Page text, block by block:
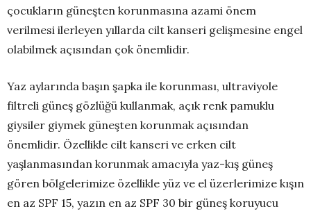
çocukların güneşten korunmasına azami önem
verilmesi ilerleyen yıllarda cilt kanseri gelişmesine engel
olabilmek açısından çok önemlidir.
Yaz aylarında başın şapka ile korunması, ultraviyole
filtreli güneş gözlüğü kullanmak, açık renk pamuklu
giysiler giymek güneşten korunmak açısından
önemlidir. Özellikle cilt kanseri ve erken cilt
yaşlanmasından korunmak amacıyla yaz-kış güneş
gören bölgelerimize özellikle yüz ve el üzerlerimize kışın
en az SPF 15, yazın en az SPF 30 bir güneş koruyucu